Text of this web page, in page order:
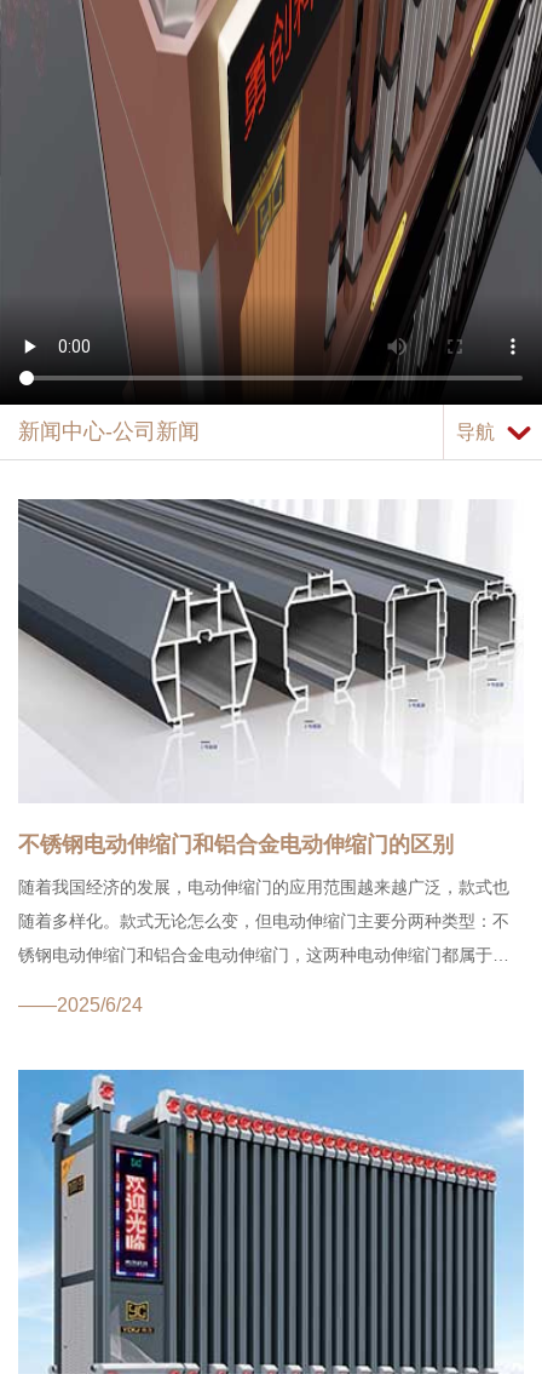
新闻中心-公司新闻 导航
不锈钢电动伸缩门和铝合金电动伸缩门的区别
随着我国经济的发展，电动伸缩门的应用范围越来越广泛，款式也
随着多样化。款式无论怎么变，但电动伸缩门主要分两种类型：不
锈钢电动伸缩门和铝合金电动伸缩门，这两种电动伸缩门都属于创
——2025/6/24